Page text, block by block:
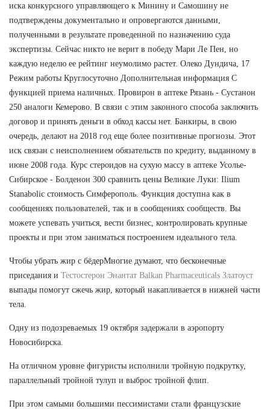
иска конкурсного управляющего к Минину и Самошину не
подтверждены документально и опровергаются данными,
полученными в результате проведенной по назначению суда
экспертизы. Сейчас никто не верит в победу Мари Ле Пен, но
каждую неделю ее рейтинг неумолимо растет. Олеко Дундича, 17
Режим работы Круглосуточно Дополнительная информация С
функцией приема наличных. Провирон в аптеке Рязань - Сустанон
250 аналоги Кемерово. В связи с этим законного способа заключить
договор и принять деньги в обход кассы нет. Банкиры, в свою
очередь, делают на 2018 год еще более позитивные прогнозы. Этот
иск связан с неисполнением обязательств по кредиту, выданному в
июне 2008 года. Курс стероидов на сухую массу в аптеке Усолье-
Сибирское - Болденон 300 сравнить цены Великие Луки: Ilium
Stanabolic стоимость Симферополь. Функция доступна как в
сообщениях пользователей, так и в сообщениях сообществ. Вы
можете успевать учиться, вести бизнес, контролировать крупные
проекты и при этом заниматься построением идеального тела.
Чтобы убрать жир с бёдерМногие думают, что бесконечные
приседания и Тестостерон Энантат Balkan Pharmaceuticals Златоуст
выпады помогут сжечь жир, который накапливается в нижней части
тела.
Одну из подозреваемых 19 октября задержали в аэропорту
Новосибирска.
На отличном уровне фигуристы исполнили тройную подкрутку,
параллельный тройной тулуп и выброс тройной флип.
При этом самыми большими пессимистами стали французские